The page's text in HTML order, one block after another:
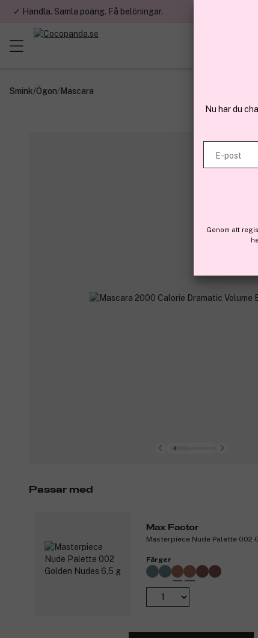
✓ Handla. Samla poäng. Få belöningar.
Smink/Ögon/Mascara
Passar med
Max Factor
Masterpiece Nude Palette 002
Färger
Nu har du
E-post
Genom att